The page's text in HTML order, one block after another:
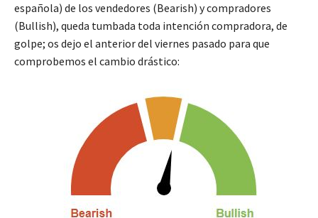
española) de los vendedores (Bearish) y compradores
(Bullish), queda tumbada toda intención compradora, de
golpe; os dejo el anterior del viernes pasado para que
comprobemos el cambio drástico: